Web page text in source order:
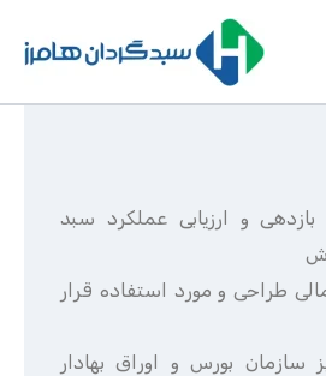
و ارزیابی عملکرد سبد
طراحی و مورد استفاده قرار
سازمان بورس و اوراق بهادار